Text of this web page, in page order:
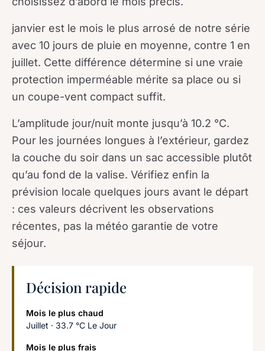
janvier est le mois le plus arrosé de notre série
avec 10 jours de pluie en moyenne, contre 1 en
juillet. Cette différence détermine si une vraie
protection imperméable mérite sa place ou si
un coupe-vent compact suffit.
L’amplitude jour/nuit monte jusqu’à 10.2 °C.
Pour les journées longues à l’extérieur, gardez
la couche du soir dans un sac accessible plutôt
qu’au fond de la valise. Vérifiez enfin la
prévision locale quelques jours avant le départ
: ces valeurs décrivent les observations
récentes, pas la météo garantie de votre
séjour.
Décision rapide
Mois le plus chaud
Juillet · 33.7 °C Le Jour
Mois le plus frais